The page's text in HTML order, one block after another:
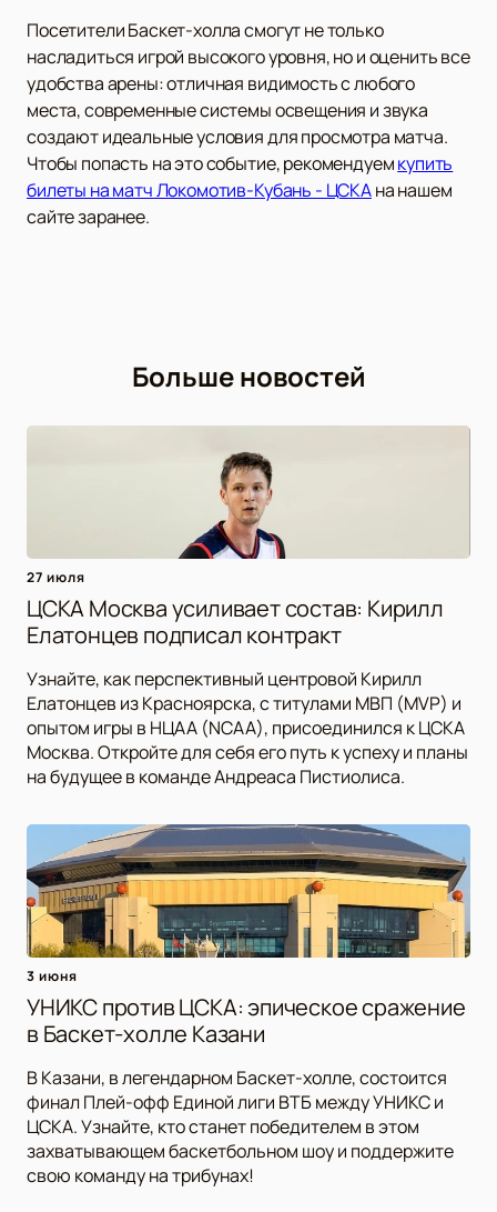
Посетители Баскет-холла смогут не только
насладиться игрой высокого уровня, но и оценить все
удобства арены: отличная видимость с любого
места, современные системы освещения и звука
создают идеальные условия для просмотра матча.
Чтобы попасть на это событие, рекомендуемкупить
билеты на матч Локомотив-Кубань - ЦСКАна нашем
сайте заранее.
Больше новостей
27 июля
ЦСКА Москва усиливает состав: Кирилл
Елатонцев подписал контракт
Узнайте, как перспективный центровой Кирилл
Елатонцев из Красноярска, с титулами МВП (MVP) и
опытом игры в НЦАА (NCAA), присоединился к ЦСКА
Москва. Откройте для себя его путь к успеху и планы
на будущее в команде Андреаса Пистиолиса.
3 июня
УНИКС против ЦСКА: эпическое сражение
в Баскет-холле Казани
В Казани, в легендарном Баскет-холле, состоится
финал Плей-офф Единой лиги ВТБ между УНИКС и
ЦСКА. Узнайте, кто станет победителем в этом
захватывающем баскетбольном шоу и поддержите
свою команду на трибунах!